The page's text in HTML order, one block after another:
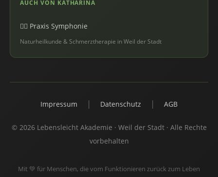
AUCH VON KATHARINA
💆‍♀️ Praxis Symphonie
Naturheilkunde & Schmerztherapie in Weil der Stadt
Impressum | Datenschutz | AGB
© 2026 Lebensleicht Akademie · Weil der Stadt · Alle Rechte
vorbehalten
Mit 💚 für Menschen, die vom Funktionieren zurück zum Leben